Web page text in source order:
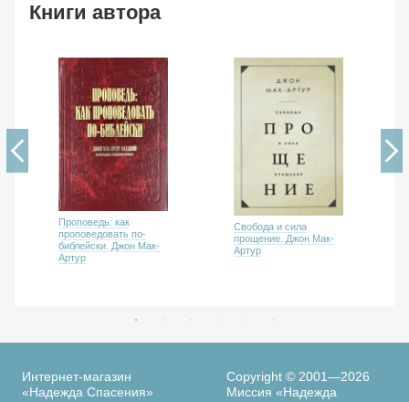
Книги автора
Проповедь: как
проповедовать по-
библейски. Джон Мак-
Артур
Свобода и сила
прощение. Джон Мак-
Артур
Интернет-магазин
«Надежда Спасения»
Copyright © 2001—2026
Миссия «Надежда